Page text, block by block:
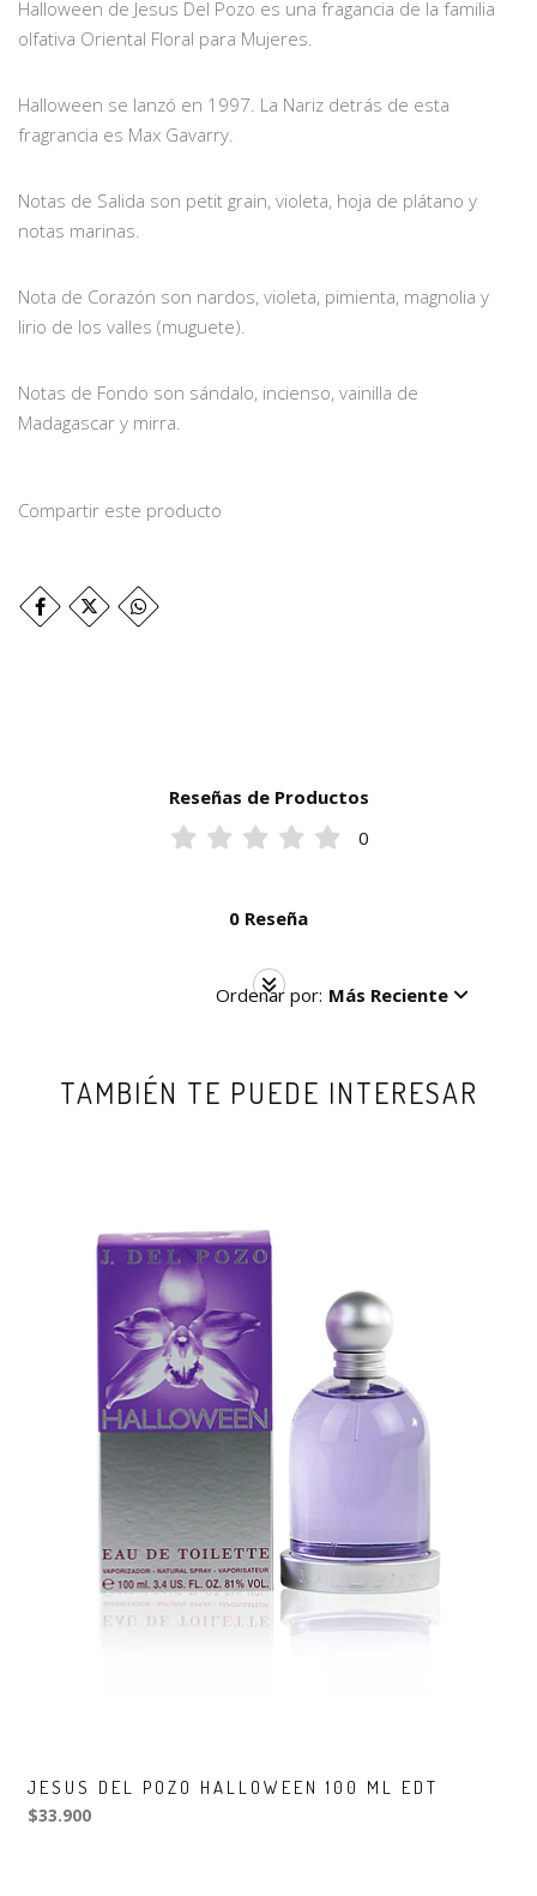
Halloween de Jesus Del Pozo es una fragancia de la familia
olfativa Oriental Floral para Mujeres.
Halloween se lanzó en 1997. La Nariz detrás de esta
fragrancia es Max Gavarry.
Notas de Salida son petit grain, violeta, hoja de plátano y
notas marinas.
Nota de Corazón son nardos, violeta, pimienta, magnolia y
lirio de los valles (muguete).
Notas de Fondo son sándalo, incienso, vainilla de
Madagascar y mirra.
Compartir este producto
Reseñas de Productos
0
0 Reseña
Ordenar por: Más Reciente
TAMBIÉN TE PUEDE INTERESAR
JESUS DEL POZO HALLOWEEN 100 ML EDT
$33.900